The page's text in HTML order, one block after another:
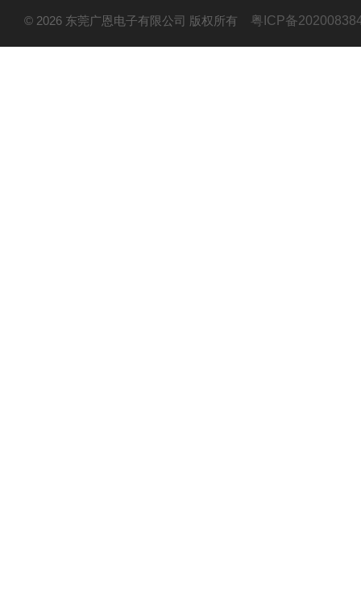
© 2026 东莞广恩电子有限公司 版权所有 粤ICP备